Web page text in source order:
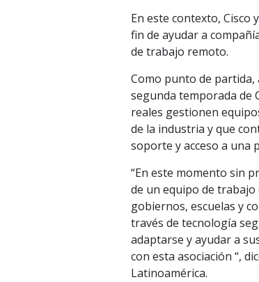
En este contexto,
fin de ayudar a
de trabajo remoto.
Como punto de partida,
segunda temporada de
reales gestionen
de la industria y que
soporte y acceso a una
“En este momento sin
de un equipo de
gobiernos, escuelas y
través de tecnología
adaptarse y ayudar a
con esta asociación “,
Latinoamérica.